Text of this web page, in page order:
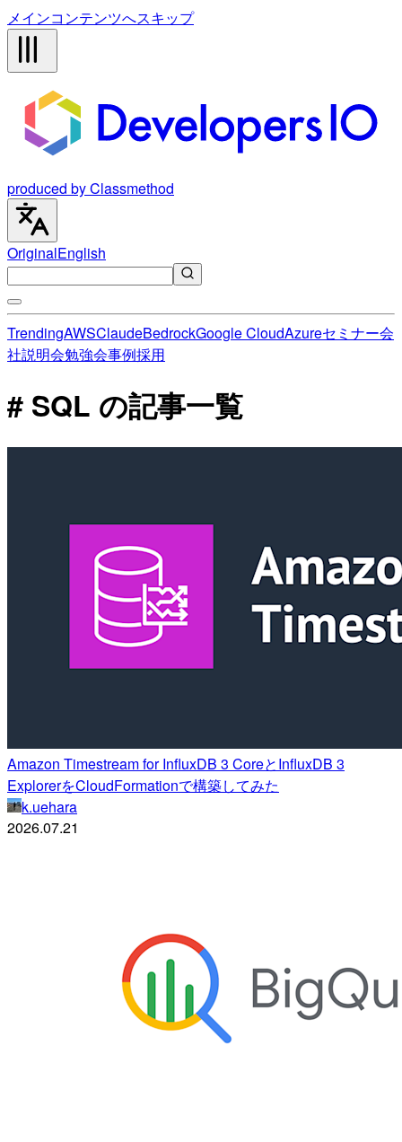
メインコンテンツへスキップ
produced by Classmethod
OriginalEnglish
TrendingAWSClaudeBedrockGoogle CloudAzureセミナー会
社説明会勉強会事例採用
# SQL の記事一覧
Amazon Timestream for InfluxDB 3 CoreとInfluxDB 3
ExplorerをCloudFormationで構築してみた
k.uehara
2026.07.21